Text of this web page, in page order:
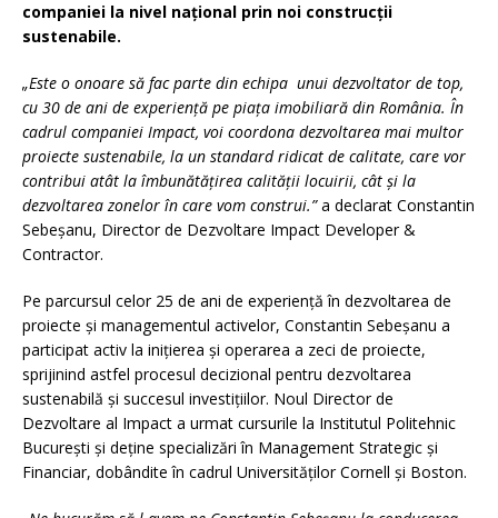
companiei la nivel național prin noi construcții
sustenabile.
„Este o onoare să fac parte din echipa unui dezvoltator de top,
cu 30 de ani de experiență pe piața imobiliară din România. În
cadrul companiei Impact, voi coordona dezvoltarea mai multor
proiecte sustenabile, la un standard ridicat de calitate, care vor
contribui atât la îmbunătățirea calității locuirii, cât și la
dezvoltarea zonelor în care vom construi.”a declarat Constantin
Sebeșanu, Director de Dezvoltare Impact Developer &
Contractor.
Pe parcursul celor 25 de ani de experiență în dezvoltarea de
proiecte și managementul activelor, Constantin Sebeșanu a
participat activ la inițierea și operarea a zeci de proiecte,
sprijinind astfel procesul decizional pentru dezvoltarea
sustenabilă și succesul investițiilor. Noul Director de
Dezvoltare al Impact a urmat cursurile la Institutul Politehnic
București și deține specializări în Management Strategic și
Financiar, dobândite în cadrul Universităților Cornell și Boston.